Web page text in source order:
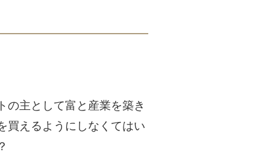
の主として富と産業を築き
買えるようにしなくてはい